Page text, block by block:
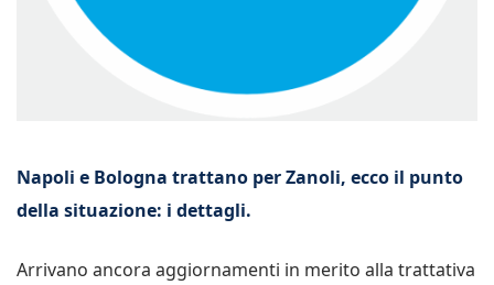
Napoli e Bologna trattano per Zanoli, ecco il punto
della situazione: i dettagli.
Arrivano ancora aggiornamenti in merito alla trattativa